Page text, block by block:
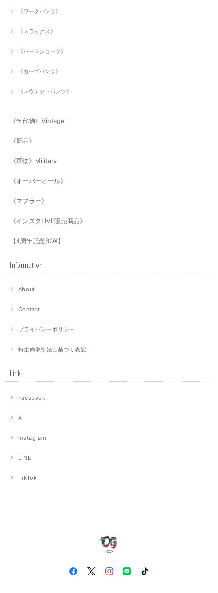
《ワークパンツ》
《スラックス》
《ハーフショーツ》
《カーゴパンツ》
《スウェットパンツ》
《年代物》Vintage
《新品》
《軍物》Military
《オーバーオール》
《マフラー》
《インスタLIVE販売商品》
【4周年記念BOX】
Information
About
Contact
プライバシーポリシー
特定商取引法に基づく表記
Link
Facebook
X
Instagram
LINE
TikTok